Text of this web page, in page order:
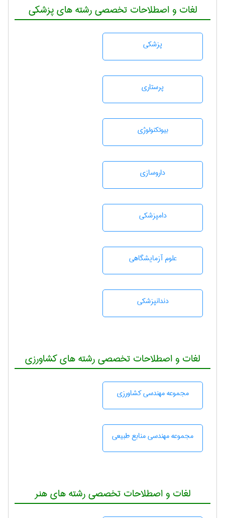
لغات و اصطلاحات تخصصی رشته های پزشکی
پزشكی
پرستاری
بيوتكنولوژی
داروسازی
دامپزشكی
علوم آزمايشگاهی
دندانپزشكی
لغات و اصطلاحات تخصصی رشته های کشاورزی
مجموعه مهندسی كشاورزی
مجموعه مهندسی منابع طبيعی
لغات و اصطلاحات تخصصی رشته های هنر